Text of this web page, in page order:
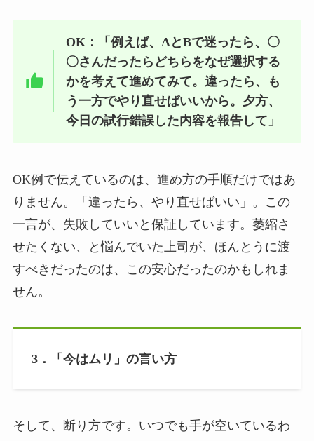
OK：「例えば、AとBで迷ったら、〇
〇さんだったらどちらをなぜ選択する
かを考えて進めてみて。違ったら、も
う一方でやり直せばいいから。夕方、
今日の試行錯誤した内容を報告して」
OK例で伝えているのは、進め方の手順だけではあ
りません。「違ったら、やり直せばいい」。この
一言が、失敗していいと保証しています。萎縮さ
せたくない、と悩んでいた上司が、ほんとうに渡
すべきだったのは、この安心だったのかもしれま
せん。
3．「今はムリ」の言い方
そして、断り方です。いつでも手が空いているわ